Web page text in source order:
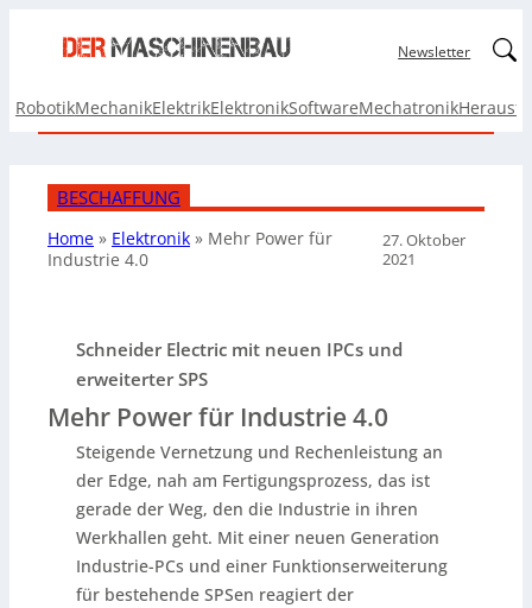
Newsletter
RobotikMechanikElektrikElektronikSoftwareMechatronik
BESCHAFFUNG
Home » Elektronik » Mehr Power für
Industrie 4.0
27. Oktober
2021
Schneider Electric mit neuen IPCs und
erweiterter SPS
Mehr Power für Industrie 4.0
Steigende Vernetzung und Rechenleistung an
der Edge, nah am Fertigungsprozess, das ist
gerade der Weg, den die Industrie in ihren
Werkhallen geht. Mit einer neuen Generation
Industrie-PCs und einer Funktionserweiterung
für bestehende SPSen reagiert der